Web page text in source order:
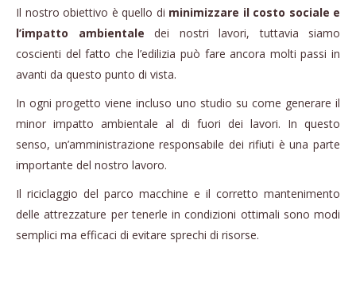
Il nostro obiettivo è quello di minimizzare il costo sociale e
l’impatto ambientale dei nostri lavori, tuttavia siamo
coscienti del fatto che l’edilizia può fare ancora molti passi in
avanti da questo punto di vista.
In ogni progetto viene incluso uno studio su come generare il
minor impatto ambientale al di fuori dei lavori. In questo
senso, un’amministrazione responsabile dei rifiuti è una parte
importante del nostro lavoro.
Il riciclaggio del parco macchine e il corretto mantenimento
delle attrezzature per tenerle in condizioni ottimali sono modi
semplici ma efficaci di evitare sprechi di risorse.